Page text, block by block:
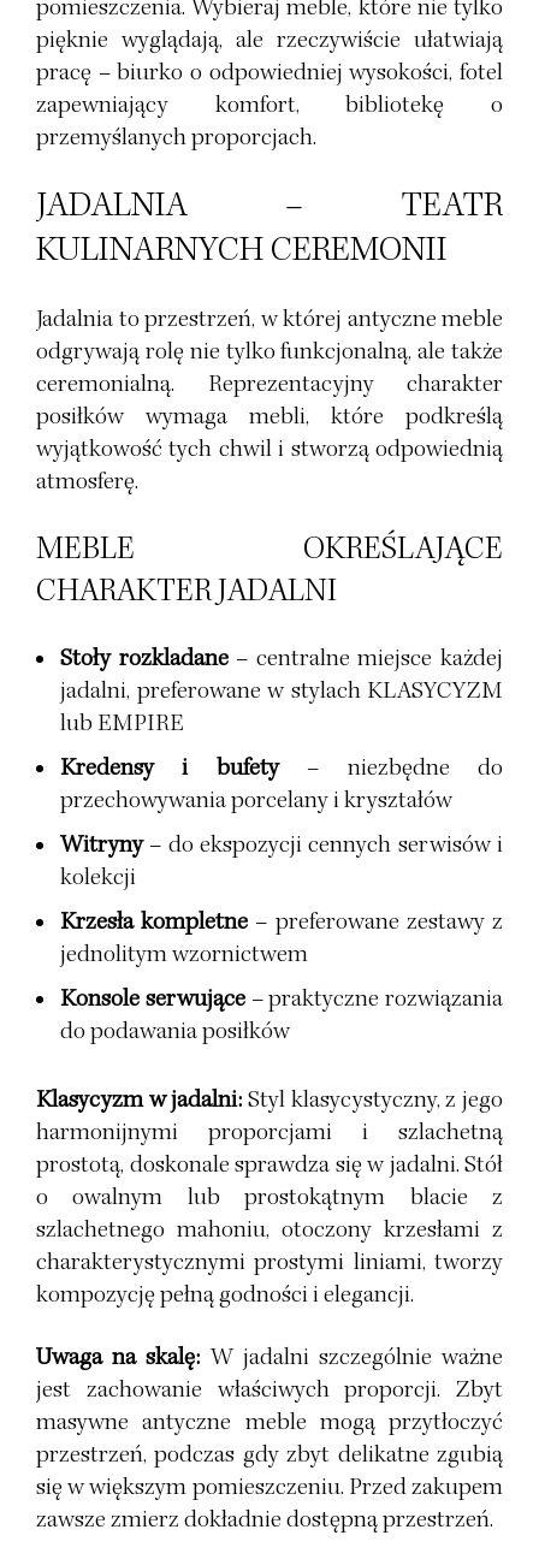
pomieszczenia. Wybieraj meble, które nie tylko
pięknie wyglądają, ale rzeczywiście ułatwiają
pracę – biurko o odpowiedniej wysokości, fotel
zapewniający komfort, bibliotekę o
przemyślanych proporcjach.
JADALNIA – TEATR
KULINARNYCH CEREMONII
Jadalnia to przestrzeń, w której antyczne meble
odgrywają rolę nie tylko funkcjonalną, ale także
ceremonialną. Reprezentacyjny charakter
posiłków wymaga mebli, które podkreślą
wyjątkowość tych chwil i stworzą odpowiednią
atmosferę.
MEBLE OKREŚLAJĄCE
CHARAKTER JADALNI
Stoły rozkladane– centralne miejsce każdej
jadalni, preferowane w stylach KLASYCYZM
lubEMPIRE
Kredensy i bufety– niezbędne do
przechowywania porcelany i kryształów
Witryny– do ekspozycji cennych serwisów i
kolekcji
Krzesła kompletne – preferowane zestawy z
jednolitym wzornictwem
Konsole serwujące– praktyczne rozwiązania
do podawania posiłków
Klasycyzm w jadalni:Styl klasycystyczny, z jego
harmonijnymi proporcjami i szlachetną
prostotą, doskonale sprawdza się w jadalni. Stół
o owalnym lub prostokątnym blacie z
szlachetnego mahoniu, otoczony krzesłami z
charakterystycznymi prostymi liniami, tworzy
kompozycję pełną godności i elegancji.
Uwaga na skalę: W jadalni szczególnie ważne
jest zachowanie właściwych proporcji. Zbyt
masywne antyczne meble mogą przytłoczyć
przestrzeń, podczas gdy zbyt delikatne zgubią
się w większym pomieszczeniu. Przed zakupem
zawsze zmierz dokładnie dostępną przestrzeń.